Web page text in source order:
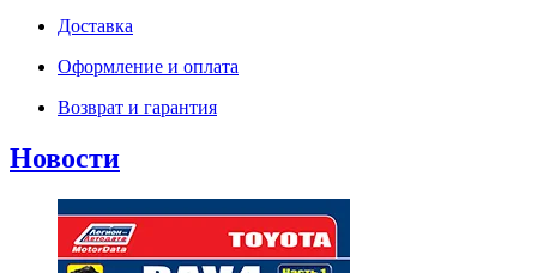
Доставка
Оформление и оплата
Возврат и гарантия
Новости